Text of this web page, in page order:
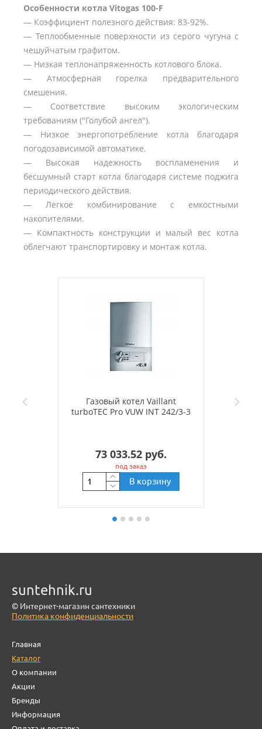
Особенности котла Vitogas 100-F
— Коэффициент полезного действия: 83-92%.
— Теплообменные поверхности из серого чугуна с
чешуйчатым графитом.
— Низкая теплонапряженность котлового блока.
— Атмосферная горелка предварительного
смешения.
— Соответствие высоким экологическим
требованиям ("Голубой ангел").
— Низкое энергопотребление котла благодаря
погодозависимой автоматике.
— Высокая надежность воспламенения и
бесшумный старт котла благодаря системе поджига
периодического действия.
— Легкое комбинирование с емкостными
накопителями.
— Компактность конструкции и малый вес котла
облегчают транспортировку и монтаж котла.
Газовый котел Vaillant
turboTEC Pro VUW INT 242/3-3
73 033.52 руб.
под заказ
В корзину
suntehnik.ru
© Интернет-магазин сантехники
Политика конфиденциальности
Главная
Каталог
О компании
Акции
Бренды
Информация